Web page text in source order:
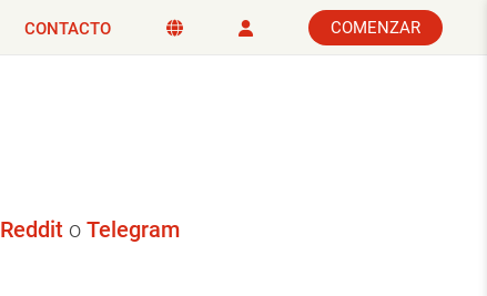
CONTACTO COMENZAR
Reddit o Telegram